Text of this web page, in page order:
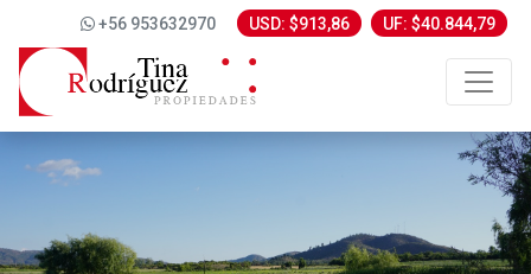
+56 953632970 USD: $913,86 UF: $40.844,79